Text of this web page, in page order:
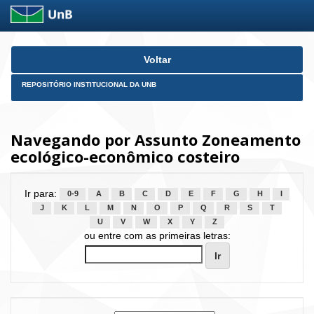
Skip
Voltar
REPOSITÓRIO INSTITUCIONAL DA UNB
Navegando por Assunto Zoneamento
ecológico-econômico costeiro
Ir para: 0-9 A B C D E F G H
J
K L M N O P Q R S
T
U
V W X Y Z
ou entre com as primeiras letras: